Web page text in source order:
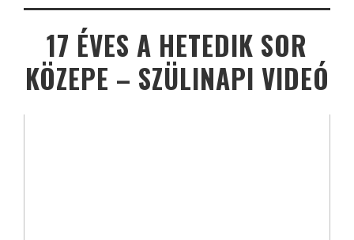
17 ÉVES A HETEDIK SOR
KÖZEPE – SZÜLINAPI VIDEÓ